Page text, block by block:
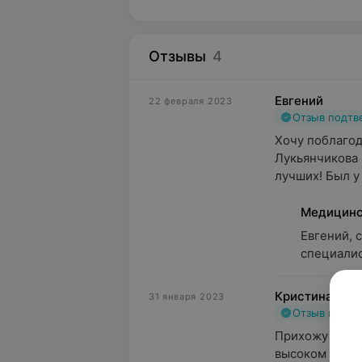
Отзывы 4
22 февраля 2023 Евгений
Отзыв
Хочу
лучших! Был у
Евгений,
31 января 2023 Кристина
Отзыв
Прихожу к
высоком